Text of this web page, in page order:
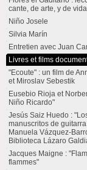
cante, de arte, y de
Niño Josele
Silvia Marín
Entretien avec Juan
Livres et films
"Ecoute" : un film de
et Miroslav Sebestik
Eusebio Rioja et
Niño Ricardo"
Jesús Saiz Huedo :
manuscritos de
Manuela Vázquez-
Biblioteca Lázaro
Jacques Maigne :
flammes"